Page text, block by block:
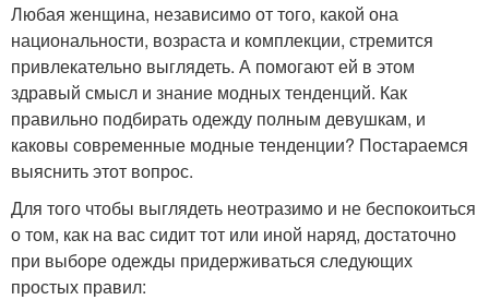
Любая женщина, независимо от того, какой она
национальности, возраста и комплекции, стремится
привлекательно выглядеть. А помогают ей в этом
здравый смысл и знание модных тенденций. Как
правильно подбирать одежду полным девушкам, и
каковы современные модные тенденции? Постараемся
выяснить этот вопрос.
Для того чтобы выглядеть неотразимо и не беспокоиться
о том, как на вас сидит тот или иной наряд, достаточно
при выборе одежды придерживаться следующих
простых правил: